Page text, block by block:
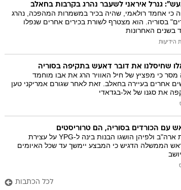
גנרל איראני לשעבר נהרג בקרבות בחאלב
כי אחמד רולאמי, שהיה בכיר במשמרות המהפכה, נהרג
בסוריה. הוא מצטרף לשורת בכירים אחרים שנפלו
האחרונות
הידיעות
שחיסלנו את דובר דאעש בתקיפה בסוריה
כי מפציץ של חיל האוויר הרג את אבו מוחמד
לצד 40 חמושים אחרים בעיירה בחאלב. זאת לאחר שגורם אמריקני טען
את סגנו של אל-בגדאדי
עם הכורדים בסוריה, הם טרוריסטים
באנקרה שללו את טענות ארה"ב ולפיהן הושגו הבנות בינה ל-YPG על עצירת
הממשלה הדגיש כי המבצע יימשך עד שכל האיומים
לכל הכתבות